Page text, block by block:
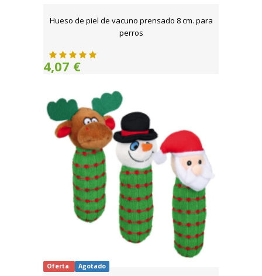
Hueso de piel de vacuno prensado 8 cm. para
perros
4,07 €
Oferta Agotado